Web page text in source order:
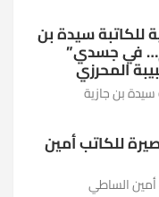
للكاتبة سيدة بن
في جسدي”
المحرزي
سيدة بن جازية
للكاتب أمين
أمين الساطي